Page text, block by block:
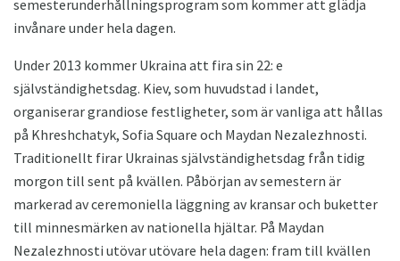
semesterunderhållningsprogram som kommer att glädja
invånare under hela dagen.
Under 2013 kommer Ukraina att fira sin 22: e
självständighetsdag. Kiev, som huvudstad i landet,
organiserar grandiose festligheter, som är vanliga att hållas
på Khreshchatyk, Sofia Square och Maydan Nezalezhnosti.
Traditionellt firar Ukrainas självständighetsdag från tidig
morgon till sent på kvällen. Påbörjan av semestern är
markerad av ceremoniella läggning av kransar och buketter
till minnesmärken av nationella hjältar. På Maydan
Nezalezhnosti utövar utövare hela dagen: fram till kvällen